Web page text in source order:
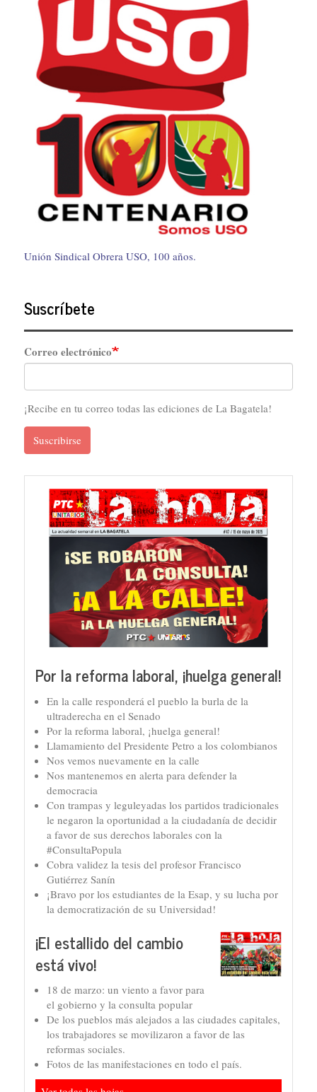
Unión Sindical Obrera USO, 100 años.
Suscríbete
Correo electrónico
¡Recibe en tu correo todas las ediciones de La Bagatela!
Suscribirse
Por la reforma laboral, ¡huelga general!
En la calle responderá el pueblo la burla de la
ultraderecha en el Senado
Por la reforma laboral, ¡huelga general!
Llamamiento del Presidente Petro a los colombianos
Nos vemos nuevamente en la calle
Nos mantenemos en alerta para defender la
democracia
Con trampas y leguleyadas los partidos tradicionales
le negaron la oportunidad a la ciudadanía de decidir
a favor de sus derechos laborales con la
#ConsultaPopula
Cobra validez la tesis del profesor Francisco
Gutiérrez Sanín
¡Bravo por los estudiantes de la Esap, y su lucha por
la democratización de su Universidad!
¡El estallido del cambio
está vivo!
18 de marzo: un viento a favor para
el gobierno y la consulta popular
De los pueblos más alejados a las ciudades capitales,
los trabajadores se movilizaron a favor de las
reformas sociales.
Fotos de las manifestaciones en todo el país.